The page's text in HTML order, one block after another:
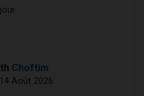
Choftim
Août 2026